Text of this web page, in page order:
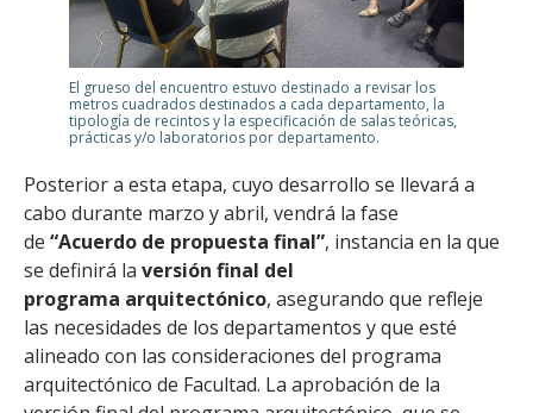
El grueso del encuentro estuvo destinado a revisar los
metros cuadrados destinados a cada departamento, la
tipología de recintos y la especificación de salas teóricas,
prácticas y/o laboratorios por departamento.
Posterior a esta etapa, cuyo desarrollo se llevará a
cabo durante marzo y abril, vendrá la fase
de “Acuerdo de propuesta final”, instancia en la que
se definirá la versión final del
programa arquitectónico, asegurando que refleje
las necesidades de los departamentos y que esté
alineado con las consideraciones del programa
arquitectónico de Facultad. La aprobación de la